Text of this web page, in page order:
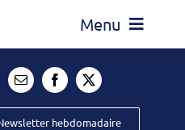
Menu
hebdomadaire